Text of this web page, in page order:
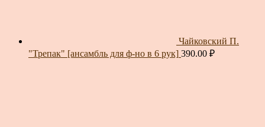
Чайковский П.
"Трепак" [ансамбль для ф-но в 6 рук] 390.00 ₽